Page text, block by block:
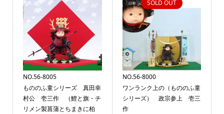
NO.56-8005
もののふ童シリーズ 真田幸
村公 壱三作 （鯉と旗・チ
リメン製菖蒲とちまきに柏
SOLD OUT
NO.56-8000
ワンランク上の（もののふ童
シリーズ） 政宗参上 壱三
作